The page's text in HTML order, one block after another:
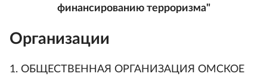
финансированию терроризма"
Организации
1. ОБЩЕСТВЕННАЯ ОРГАНИЗАЦИЯ ОМСКОЕ